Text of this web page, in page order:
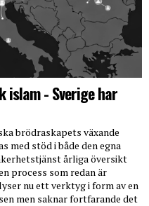
- Sverige har
brödraskapets växande
med stöd i både den egna
årliga översikt
process som redan är
nu ett verktyg i form av en
men saknar fortfarande det